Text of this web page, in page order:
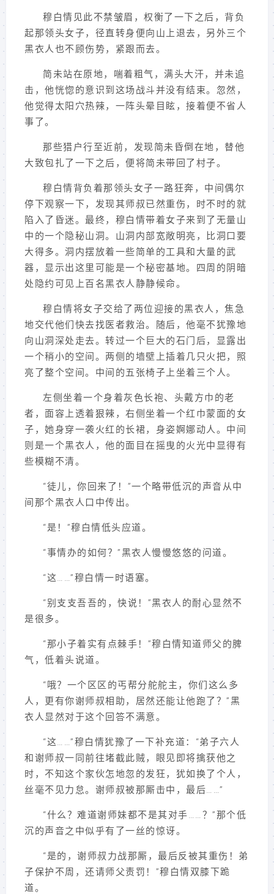
穆白情见此不禁皱眉，权衡了一下之后，背负
起那领头女子，径直转身便向山上退去，另外三个
黑衣人也不顾伤势，紧跟而去。
简未站在原地，喘着粗气，满头大汗，并未追
击，他恍惚的意识到这场战斗并没有结束。忽然，
他觉得太阳穴热辣，一阵头晕目眩，接着便不省人
事了。
那些猎户行至近前，发现简未昏倒在地，替他
大致包扎了一下之后，便将简未带回了村子。
穆白情背负着那领头女子一路狂奔，中间偶尔
停下观察一下，发现其师叔已然重伤，时不时的就
陷入了昏迷。最终，穆白情带着女子来到了无量山
中的一个隐秘山洞。山洞内部宽敞明亮，比洞口要
大得多。洞内摆放着一些简单的工具和大量的武
器，显示出这里可能是一个秘密基地。四周的阴暗
处隐约可见上百名黑衣人静静候命。
穆白情将女子交给了两位迎接的黑衣人，焦急
地交代他们快去找医者救治。随后，他毫不犹豫地
向山洞深处走去。转过一个巨大的石门后，显露出
一个稍小的空间。两侧的墙壁上插着几只火把，照
亮了整个空间。中间的五张椅子上坐着三个人。
左侧坐着一个身着灰色长袍、头戴方巾的老
者，面容上透着狠辣，右侧坐着一个红巾蒙面的女
子，她身穿一袭火红的长裙，身姿婀娜动人。中间
则是一个黑衣人，他的面目在摇曳的火光中显得有
些模糊不清。
“徒儿，你回来了！”一个略带低沉的声音从中
间那个黑衣人口中传出。
“是！”穆白情低头应道。
“事情办的如何？”黑衣人慢慢悠悠的问道。
“这……”穆白情一时语塞。
“别支支吾吾的，快说！”黑衣人的耐心显然不
是很多。
“那小子着实有点棘手！”穆白情知道师父的脾
气，低着头说道。
“哦？一个区区的丐帮分舵舵主，你们这么多
人，更有你谢师叔相助，居然还能让他跑了？”黑
衣人显然对于这个回答不满意。
“这……”穆白情犹豫了一下补充道：“弟子六人
和谢师叔一同前往堵截此贼，眼见即将擒获他之
时，不知这个家伙怎地忽的发狂，犹如换了个人，
丝毫不见力怠。谢师叔被那厮击中，最后……”
“什么？难道谢师妹都不是其对手……？”那个低
沉的声音之中似乎有了一丝的惊讶。
“是的，谢师叔力战那厮，最后反被其重伤！弟
子保护不周，还请师父责罚！”穆白情双膝下跪
道。